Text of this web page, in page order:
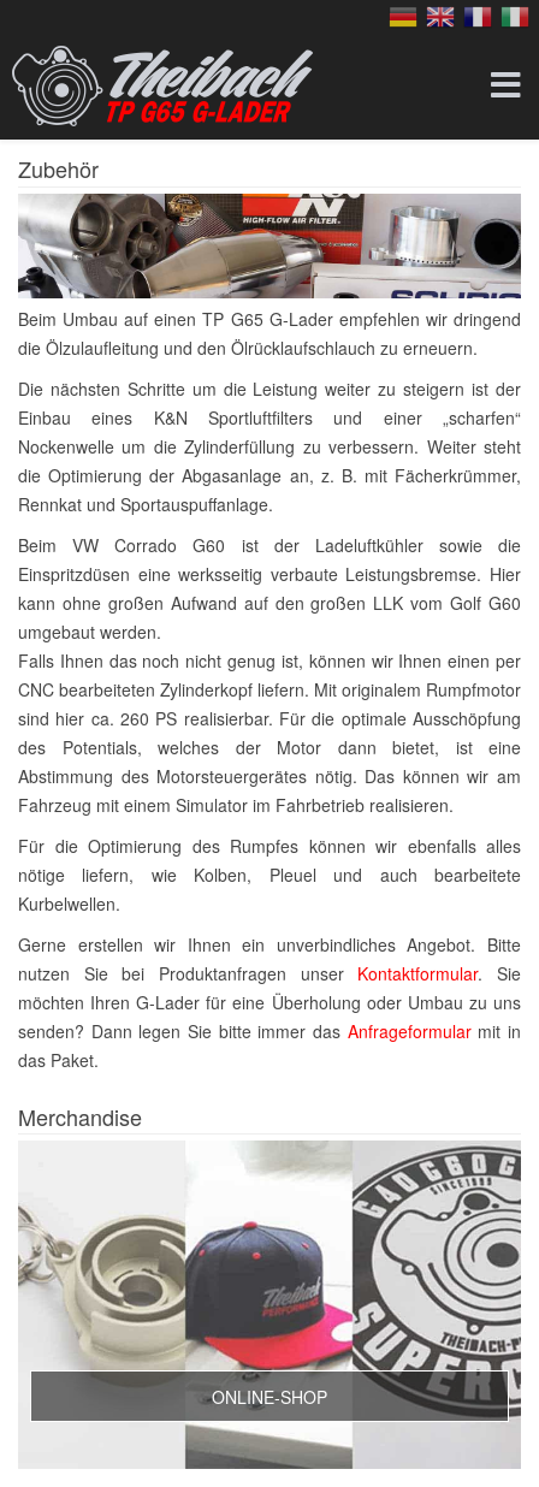
Zubehör
Beim Umbau auf einen TP G65 G-Lader empfehlen wir dringend
die Ölzulaufleitung und den Ölrücklaufschlauch zu erneuern.
Die nächsten Schritte um die Leistung weiter zu steigern ist der
Einbau eines K&N Sportluftfilters und einer „scharfen“
Nockenwelle um die Zylinderfüllung zu verbessern. Weiter steht
die Optimierung der Abgasanlage an, z. B. mit Fächerkrümmer,
Rennkat und Sportauspuffanlage.
Beim VW Corrado G60 ist der Ladeluftkühler sowie die
Einspritzdüsen eine werksseitig verbaute Leistungsbremse. Hier
kann ohne großen Aufwand auf den großen LLK vom Golf G60
umgebaut werden.
Falls Ihnen das noch nicht genug ist, können wir Ihnen einen per
CNC bearbeiteten Zylinderkopf liefern. Mit originalem Rumpfmotor
sind hier ca. 260 PS realisierbar. Für die optimale Ausschöpfung
des Potentials, welches der Motor dann bietet, ist eine
Abstimmung des Motorsteuergerätes nötig. Das können wir am
Fahrzeug mit einem Simulator im Fahrbetrieb realisieren.
Für die Optimierung des Rumpfes können wir ebenfalls alles
nötige liefern, wie Kolben, Pleuel und auch bearbeitete
Kurbelwellen.
Gerne erstellen wir Ihnen ein unverbindliches Angebot. Bitte
nutzen Sie bei Produktanfragen unser Kontaktformular. Sie
möchten Ihren G-Lader für eine Überholung oder Umbau zu uns
senden? Dann legen Sie bitte immer das Anfrageformularmit in
das Paket.
Merchandise
ONLINE-SHOP